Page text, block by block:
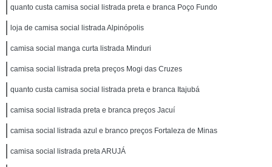
quanto custa camisa social listrada preta e branca Poço Fundo
loja de camisa social listrada Alpinópolis
camisa social manga curta listrada Minduri
camisa social listrada preta preços Mogi das Cruzes
quanto custa camisa social listrada preta e branca Itajubá
camisa social listrada preta e branca preços Jacuí
camisa social listrada azul e branco preços Fortaleza de Minas
camisa social listrada preta ARUJÁ